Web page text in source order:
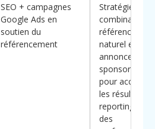
SEO + campagnes
Google Ads en
soutien du
référencement
Stratégies
combinant
naturel et
annonces
sponsorisées
pour accélérer
les résultats,
reporting
des